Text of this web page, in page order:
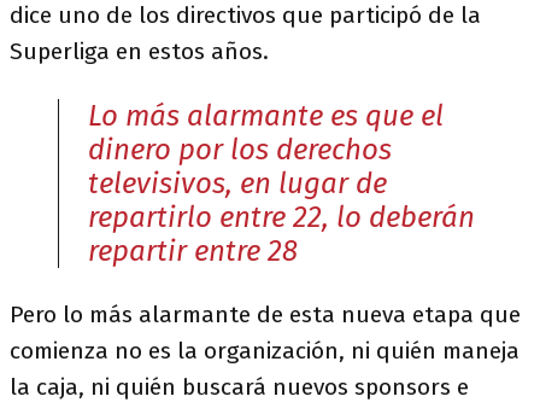
dice uno de los directivos que participó de la
Superliga en estos años.
Lo más alarmante es que el
dinero por los derechos
televisivos, en lugar de
repartirlo entre 22, lo deberán
repartir entre 28
Pero lo más alarmante de esta nueva etapa que
comienza no es la organización, ni quién maneja
la caja, ni quién buscará nuevos sponsors e